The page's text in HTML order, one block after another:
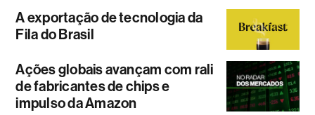
A exportação de tecnologia da
Fila do Brasil
Ações globais avançam com rali
de fabricantes de chips e
impulso da Amazon